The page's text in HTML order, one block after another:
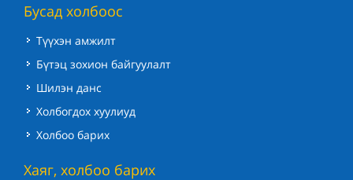
Бусад холбоос
Түүхэн амжилт
Бүтэц зохион байгуулалт
Шилэн данс
Холбогдох хуулиуд
Холбоо барих
Хаяг, холбоо барих